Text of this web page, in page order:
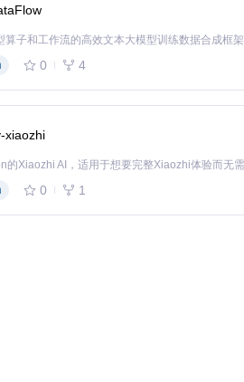
示例
"BTC-USDT-SWAP"（BTC永续合约）
算子和工作流的高效文本大模型训练数据合成框架
0 4
xiaozhi
0 1